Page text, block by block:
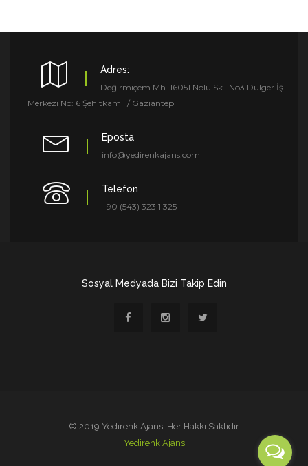
Adres:
Değirmiçem Mh. 16051 Nolu Sk . No3 Dülger İş
Merkezi No: 6 Şehitkamil / Gaziantep
Eposta
info@yedirenkajans.com
Telefon
+90 (543) 323 1 325
Sosyal Medyada Bizi Takip Edin
© 2019 Yedirenk Ajans. Her Hakkı Saklıdır
Yedirenk Ajans